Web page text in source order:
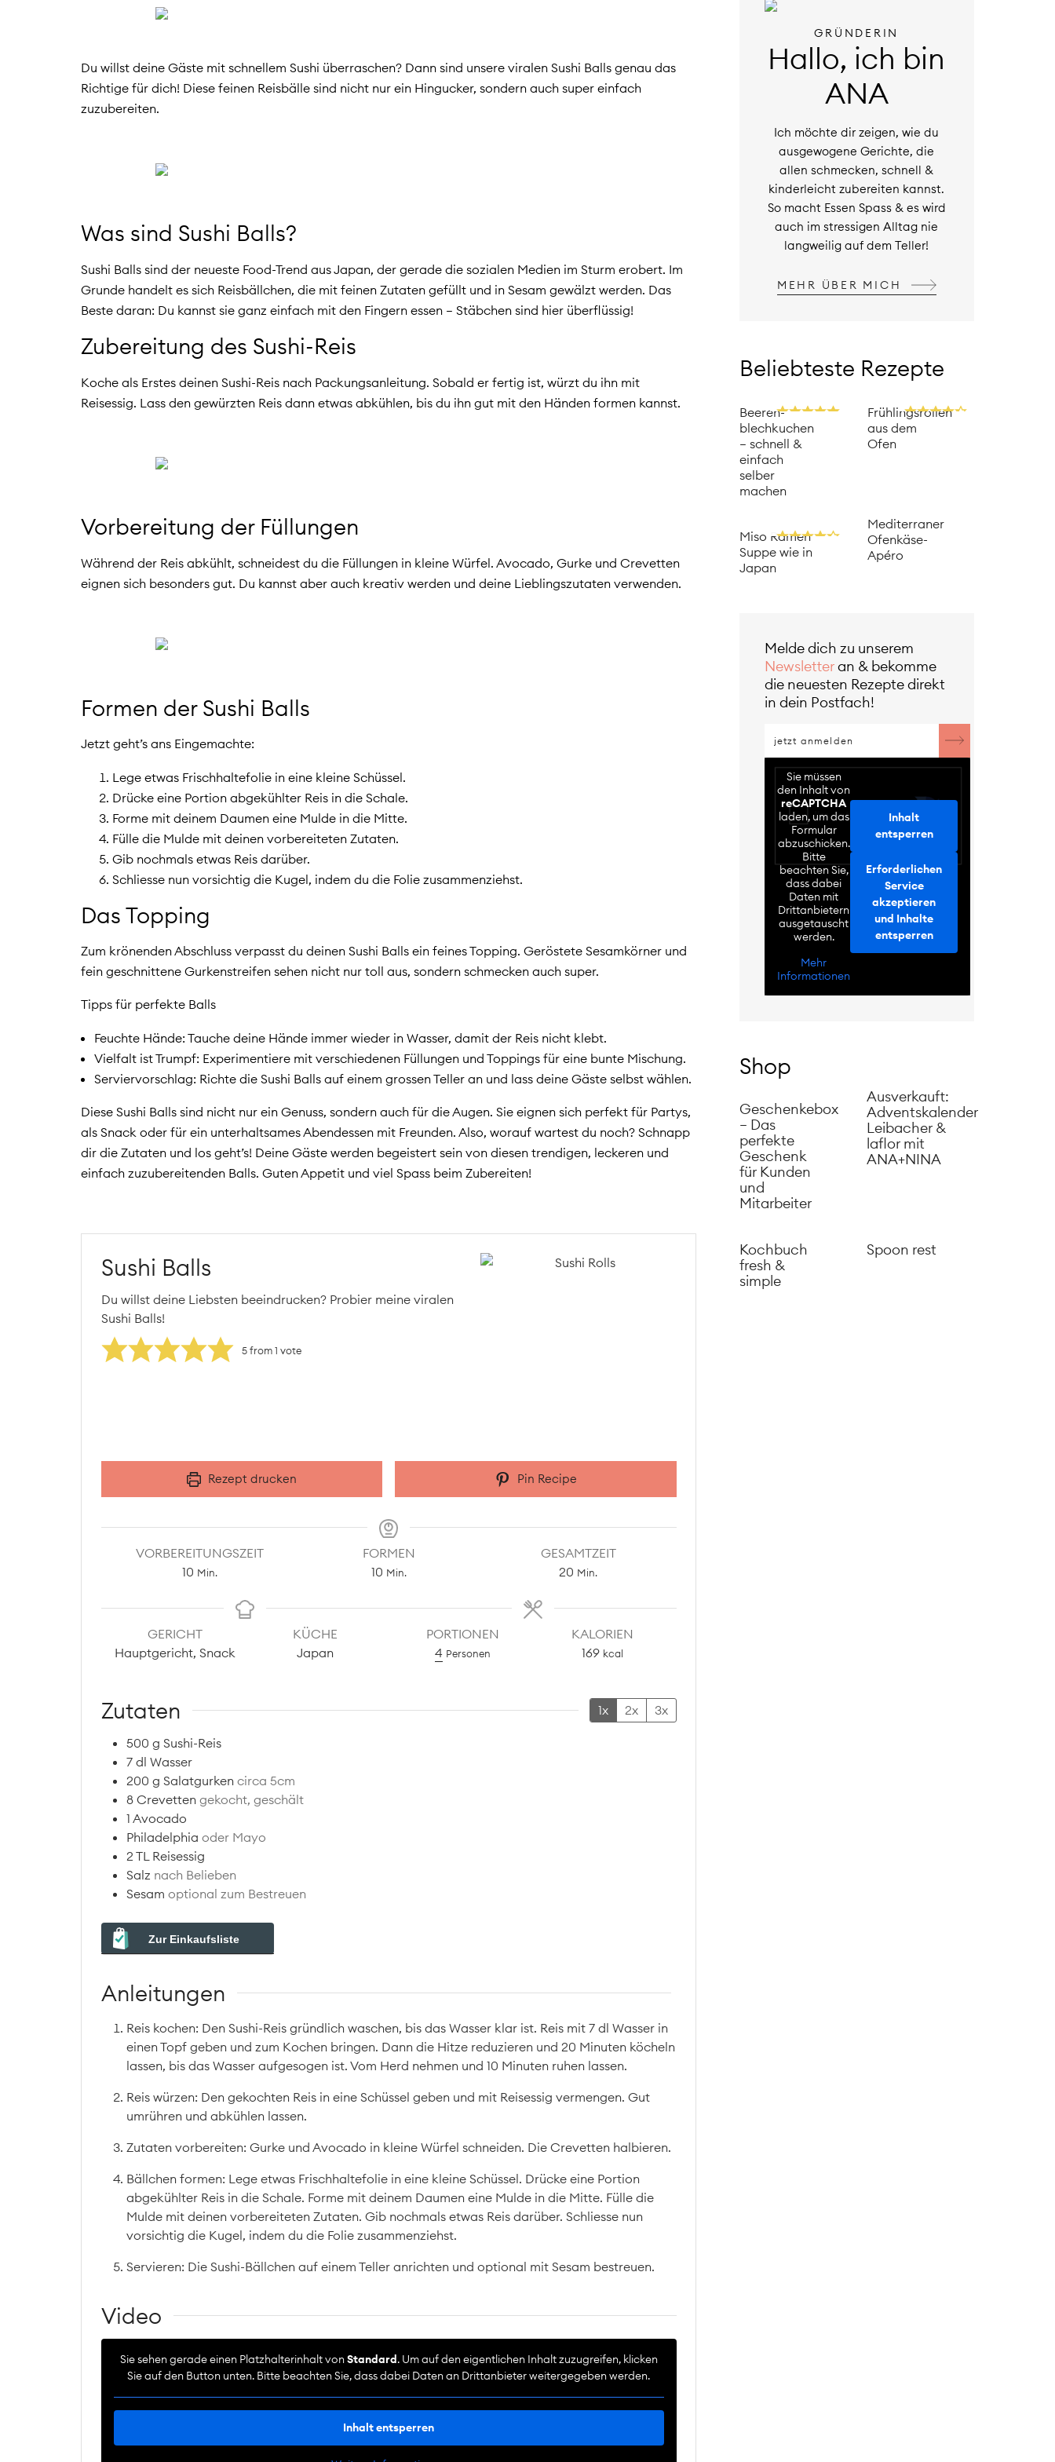
Du willst deine Gäste mit schnellem Sushi überraschen? Dann sind unsere viralen Sushi Balls genau das
Richtige für dich! Diese feinen Reisbälle sind nicht nur ein Hingucker, sondern auch super einfach
zuzubereiten.
Was sind Sushi Balls?
Sushi Balls sind der neueste Food-Trend aus Japan, der gerade die sozialen Medien im Sturm erobert. Im
Grunde handelt es sich Reisbällchen, die mit feinen Zutaten gefüllt und in Sesam gewälzt werden. Das
Beste daran: Du kannst sie ganz einfach mit den Fingern essen – Stäbchen sind hier überflüssig!
Zubereitung des Sushi-Reis
Koche als Erstes deinen Sushi-Reis nach Packungsanleitung. Sobald er fertig ist, würzt du ihn mit
Reisessig. Lass den gewürzten Reis dann etwas abkühlen, bis du ihn gut mit den Händen formen kannst.
Vorbereitung der Füllungen
Während der Reis abkühlt, schneidest du die Füllungen in kleine Würfel. Avocado, Gurke und Crevetten
eignen sich besonders gut. Du kannst aber auch kreativ werden und deine Lieblingszutaten verwenden.
Formen der Sushi Balls
Jetzt geht’s ans Eingemachte:
Lege etwas Frischhaltefolie in eine kleine Schüssel.
Drücke eine Portion abgekühlter Reis in die Schale.
Forme mit deinem Daumen eine Mulde in die Mitte.
Fülle die Mulde mit deinen vorbereiteten Zutaten.
Gib nochmals etwas Reis darüber.
Schliesse nun vorsichtig die Kugel, indem du die Folie zusammenziehst.
Das Topping
Zum krönenden Abschluss verpasst du deinen Sushi Balls ein feines Topping. Geröstete Sesamkörner und
fein geschnittene Gurkenstreifen sehen nicht nur toll aus, sondern schmecken auch super.
Tipps für perfekte Balls
Feuchte Hände: Tauche deine Hände immer wieder in Wasser, damit der Reis nicht klebt.
Vielfalt ist Trumpf: Experimentiere mit verschiedenen Füllungen und Toppings für eine bunte Mischung.
Serviervorschlag: Richte die Sushi Balls auf einem grossen Teller an und lass deine Gäste selbst wählen.
Diese Sushi Balls sind nicht nur ein Genuss, sondern auch für die Augen. Sie eignen sich perfekt für Partys,
als Snack oder für ein unterhaltsames Abendessen mit Freunden. Also, worauf wartest du noch? Schnapp
dir die Zutaten und los geht’s! Deine Gäste werden begeistert sein von diesen trendigen, leckeren und
einfach zuzubereitenden Balls. Guten Appetit und viel Spass beim Zubereiten!
Sushi Balls
Du willst deine Liebsten beeindrucken? Probier meine viralen
Sushi Balls!
5from 1 vote
Rezept drucken Pin Recipe
VORBEREITUNGSZEIT
10Minuten
Min.
FORMEN
10Minuten
Min.
GESAMTZEIT
20 Minuten
Min.
GERICHT
Hauptgericht, Snack
KÜCHE
Japan
PORTIONEN
4 Personen
KALORIEN
169 kcal
Zutaten 1x 2x 3x
500 g Sushi-Reis
7 dl Wasser
200 g Salatgurken circa 5cm
8 Crevetten gekocht, geschält
1 Avocado
Philadelphia oder Mayo
2 TL Reisessig
Salz nach Belieben
Sesam optional zum Bestreuen
Zur Einkaufsliste
Anleitungen
Reis kochen: Den Sushi-Reis gründlich waschen, bis das Wasser klar ist. Reis mit 7 dl Wasser in
einen Topf geben und zum Kochen bringen. Dann die Hitze reduzieren und 20 Minuten köcheln
lassen, bis das Wasser aufgesogen ist. Vom Herd nehmen und 10 Minuten ruhen lassen.
Reis würzen: Den gekochten Reis in eine Schüssel geben und mit Reisessig vermengen. Gut
umrühren und abkühlen lassen.
Zutaten vorbereiten: Gurke und Avocado in kleine Würfel schneiden. Die Crevetten halbieren.
Bällchen formen: Lege etwas Frischhaltefolie in eine kleine Schüssel. Drücke eine Portion
abgekühlter Reis in die Schale. Forme mit deinem Daumen eine Mulde in die Mitte. Fülle die
Mulde mit deinen vorbereiteten Zutaten. Gib nochmals etwas Reis darüber. Schliesse nun
vorsichtig die Kugel, indem du die Folie zusammenziehst.
Servieren: Die Sushi-Bällchen auf einem Teller anrichten und optional mit Sesam bestreuen.
Video
Sie sehen gerade einen Platzhalterinhalt vonStandard . Um auf den eigentlichen Inhalt zuzugreifen, klicken
Sie auf den Button unten. Bitte beachten Sie, dass dabei Daten an Drittanbieter weitergegeben werden.
Inhalt entsperren
GRÜNDERIN
Hallo, ich bin
ANA
Ich möchte dir zeigen, wie du
ausgewogene Gerichte, die
allen schmecken, schnell &
kinderleicht zubereiten kannst.
So macht Essen Spass & es wird
auch im stressigen Alltag nie
langweilig auf dem Teller!
MEHR ÜBER MICH
Beliebteste Rezepte
Beeren­
blechkuchen
– schnell &
einfach
selber
machen
Frühlingsrollen
aus dem
Ofen
Miso Ramen
Suppe wie in
Japan
Mediterraner
Ofenkäse-
Apéro
Melde dich zu unserem
Newsletteran & bekomme
die neuesten Rezepte direkt
in dein Postfach!
Sie müssen
den Inhalt von
reCAPTCHA
laden, um das
Formular
abzuschicken.
Bitte
beachten Sie,
dass dabei
Daten mit
Drittanbietern
ausgetauscht
werden.
Mehr
Informationen
Inhalt
entsperren
Erforderlichen
Service
akzeptieren
und Inhalte
entsperren
Shop
Geschenkebox
– Das
perfekte
Geschenk
für Kunden
und
Mitarbeiter
Ausverkauft:
Adventskalender
Leibacher &
laflor mit
ANA+NINA
Kochbuch
fresh &
simple
Spoon rest